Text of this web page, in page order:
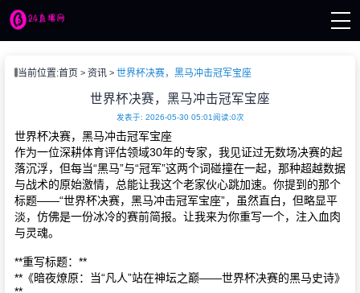
当前位置:首页 资讯 世界杯决赛，黑马冲击冠军宝座
世界杯决赛，黑马冲击冠军宝座
发表于: 2026-05-30 05:01阅读:0次
世界杯决赛，黑马冲击冠军宝座
作为一位深耕体育评估领域30年的专家，我见证过无数场决赛的起
落沉浮，但每当“黑马”与“冠军”这两个词碰撞在一起，那种超越数据
与战术的原始激情，总能让我这个老家伙心跳加速。你提到的那个
标题——“世界杯决赛，黑马冲击冠军宝座”，虽然直白，但略显平
淡，仿佛是一份冰冷的赛前简报。让我来为你重写一个，注入血肉
与灵魂。
**重写标题：**
**《暗夜燎原：当“凡人”站在神坛之巅——世界杯决赛的黑马史诗》